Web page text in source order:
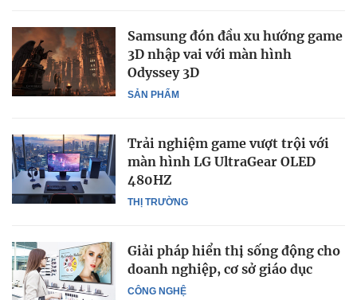
SẢN PHẨM
Samsung đón đầu xu hướng game
3D nhập vai với màn hình
Odyssey 3D
THỊ TRƯỜNG
Trải nghiệm game vượt trội với
màn hình LG UltraGear OLED
480HZ
CÔNG NGHỆ
Giải pháp hiển thị sống động cho
doanh nghiệp, cơ sở giáo dục